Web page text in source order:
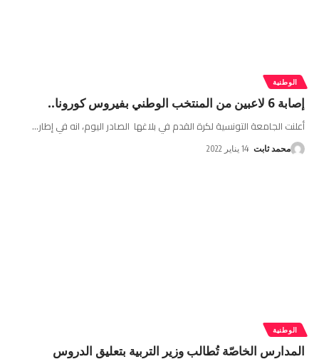
الوطنية
إصابة 6 لاعبين من المنتخب الوطني بفيروس كورونا..
أعلنت الجامعة التونسية لكرة القدم في بلاغها الصادر اليوم، انه في إطار…
محمد ثابت 14 يناير 2022
الوطنية
المدارس الخاصّة تُطالب وزير التربية بتعليق الدروس